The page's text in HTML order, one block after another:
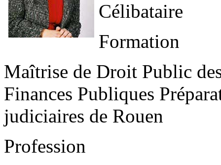
Célibataire
Formation
Maîtrise de Droit Public
Finances Publiques
judiciaires de Rouen
Profession